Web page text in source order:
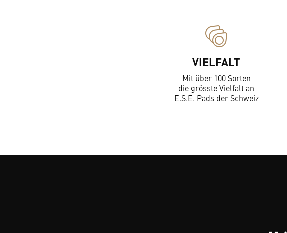
VIELFALT
Mit über 100 Sorten
die grösste Vielfalt an
E.S.E. Pads der Schweiz